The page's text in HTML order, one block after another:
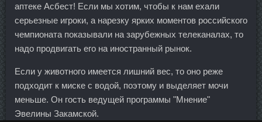
аптеке Асбест! Если мы хотим, чтобы к нам ехали
серьезные игроки, а нарезку ярких моментов российского
чемпионата показывали на зарубежных телеканалах, то
надо продвигать его на иностранный рынок.
Если у животного имеется лишний вес, то оно реже
подходит к миске с водой, поэтому и выделяет мочи
меньше. Он гость ведущей программы "Мнение"
Эвелины Закамской.